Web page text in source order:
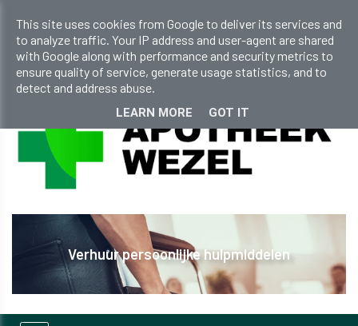
apotheekwezel@gmail.com
+32 (0)14 810 298
Verhuur persoonlijke hulpmiddelen
This site uses cookies from Google to deliver its services and
to analyze traffic. Your IP address and user-agent are shared
with Google along with performance and security metrics to
ensure quality of service, generate usage statistics, and to
detect and address abuse.
LEARN MORE GOT IT